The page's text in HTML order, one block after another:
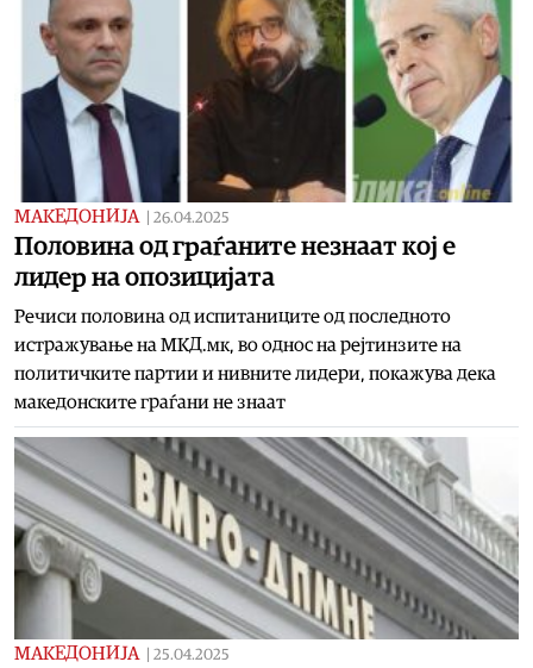
МАКЕДОНИЈА 26.04.2025
Половина од граѓаните незнаат кој е
лидер на опозицијата
Речиси половина од испитаниците од последното
истражување на МКД.мк, во однос на рејтинзите на
политичките партии и нивните лидери, покажува дека
македонските граѓани не знаат
МАКЕДОНИЈА 25.04.2025